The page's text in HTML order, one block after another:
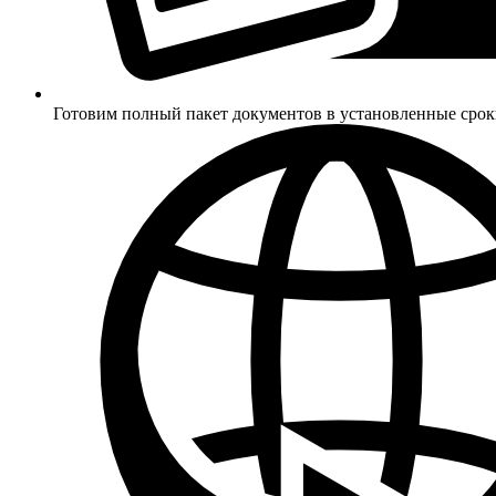
Готовим полный пакет документов в установленные